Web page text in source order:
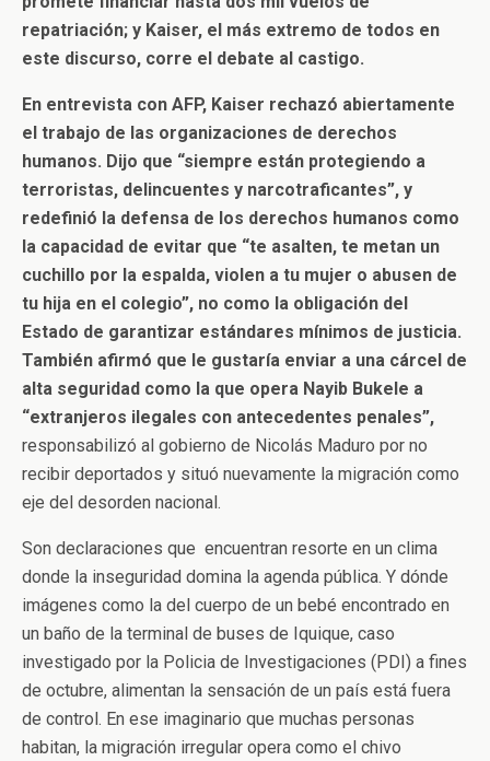
repatriación; y Kaiser, el más extremo de todos en
este discurso, corre el debate al castigo.
En entrevista con AFP, Kaiser rechazó abiertamente
el trabajo de las organizaciones de derechos
humanos. Dijo que “siempre están protegiendo a
terroristas, delincuentes y narcotraficantes”, y
redefinió la defensa de los derechos humanos como
la capacidad de evitar que “te asalten, te metan un
cuchillo por la espalda, violen a tu mujer o abusen de
tu hija en el colegio”, no como la obligación del
Estado de garantizar estándares mínimos de justicia.
También afirmó que le gustaría enviar a una cárcel de
alta seguridad como la que opera Nayib Bukele a
“extranjeros ilegales con antecedentes penales”,
responsabilizó al gobierno de Nicolás Maduro por no
recibir deportados y situó nuevamente la migración como
eje del desorden nacional.
Son declaraciones que encuentran resorte en un clima
donde la inseguridad domina la agenda pública. Y dónde
imágenes como la del cuerpo de un bebé encontrado en
un baño de la terminal de buses de Iquique, caso
investigado por la Policia de Investigaciones (PDI) a fines
de octubre, alimentan la sensación de un país está fuera
de control. En ese imaginario que muchas personas
habitan, la migración irregular opera como el chivo